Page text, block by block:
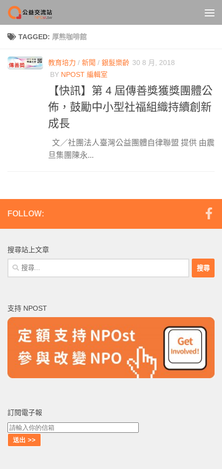
Skip to content
TAGGED: 厚熊咖啡館
教育培力 / 新聞 / 銀髮樂齡 30 8 月, 2018
BY NPOST 編輯室
【快訊】第 4 屆傳善獎獲獎團體公
佈，鼓勵中小型社福組織持續創新
成長
文／社團法人臺灣公益團體自律聯盟 提供 由震
旦集團陳永...
FOLLOW:
搜尋站上文章
搜
尋
字:
支持 NPOST
訂閱電子報